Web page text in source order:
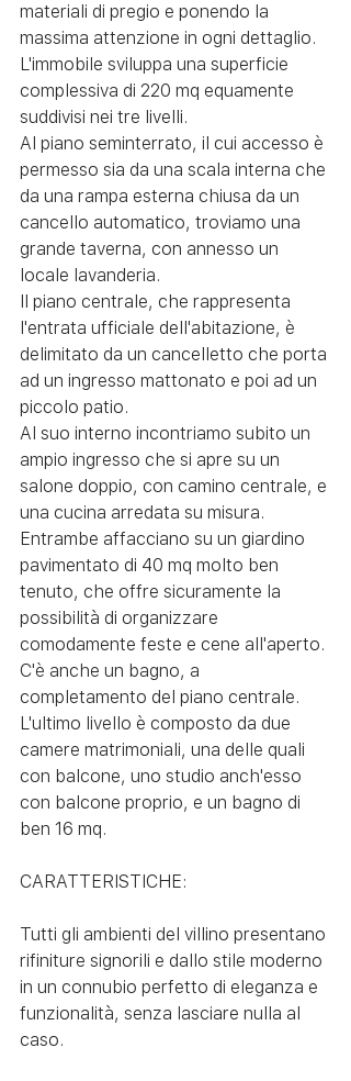
materiali di pregio e ponendo la
massima attenzione in ogni dettaglio.
L'immobile sviluppa una superficie
complessiva di 220 mq equamente
suddivisi nei tre livelli.
Al piano seminterrato, il cui accesso è
permesso sia da una scala interna che
da una rampa esterna chiusa da un
cancello automatico, troviamo una
grande taverna, con annesso un
locale lavanderia.
Il piano centrale, che rappresenta
l'entrata ufficiale dell'abitazione, è
delimitato da un cancelletto che porta
ad un ingresso mattonato e poi ad un
piccolo patio.
Al suo interno incontriamo subito un
ampio ingresso che si apre su un
salone doppio, con camino centrale, e
una cucina arredata su misura.
Entrambe affacciano su un giardino
pavimentato di 40 mq molto ben
tenuto, che offre sicuramente la
possibilità di organizzare
comodamente feste e cene all'aperto.
C'è anche un bagno, a
completamento del piano centrale.
L'ultimo livello è composto da due
camere matrimoniali, una delle quali
con balcone, uno studio anch'esso
con balcone proprio, e un bagno di
ben 16 mq.
CARATTERISTICHE:
Tutti gli ambienti del villino presentano
rifiniture signorili e dallo stile moderno
in un connubio perfetto di eleganza e
funzionalità, senza lasciare nulla al
caso.